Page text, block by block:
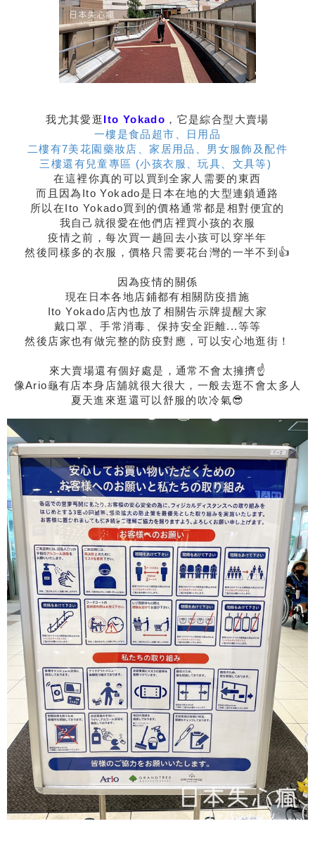
我尤其愛逛Ito Yokado ，它是綜合型大賣場
一樓是食品超市、日用品
二樓有7美花園藥妝店、家居用品、男女服飾及配件
三樓還有兒童專區 (小孩衣服、玩具、文具等)
在這裡你真的可以買到全家人需要的東西
而且因為Ito Yokado是日本在地的大型連鎖通路
所以在Ito Yokado買到的價格通常都是相對便宜的
我自己就很愛在他們店裡買小孩的衣服
疫情之前，每次買一趟回去小孩可以穿半年
然後同樣多的衣服，價格只需要花台灣的一半不到👍
因為疫情的關係
現在日本各地店鋪都有相關防疫措施
Ito Yokado店內也放了相關告示牌提醒大家
戴口罩、手常消毒、保持安全距離...等等
然後店家也有做完整的防疫對應，可以安心地逛街！
來大賣場還有個好處是，通常不會太擁擠☝
像Ario龜有店本身店舖就很大很大，一般去逛不會太多人
夏天進來逛還可以舒服的吹冷氣😎